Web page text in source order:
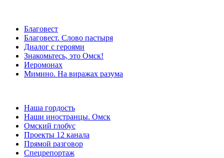
Благовест
Благовест. Слово пастыря
Диалог с героями
Знакомьтесь, это Омск!
Иеромонах
Мимино. На виражах разума
Наша гордость
Наши иностранцы. Омск
Омский глобус
Проекты 12 канала
Прямой разговор
Спецрепортаж